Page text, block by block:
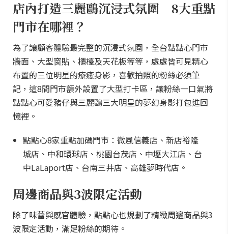
店內打造三麗鷗沉浸式氛圍 8大重點
門市在哪裡？
為了讓顧客體驗最完整的沉浸式氛圍，全台點點心門市
牆面、大型窗貼、櫃檯及天花板等等，處處皆可見精心
布置的三位明星的療癒身影，喜歡拍照的粉絲必須筆
記，這8間門市額外設置了大型打卡區，讓粉絲一口氣將
點點心可愛豬仔與三麗鷗三大明星的夢幻身影打包進回
憶裡。
點點心8家重點加碼門市：微風信義店、新店裕隆
城店、中和環球店、桃園台茂店、中壢大江店、台
中LaLaport店、台南三井店、高雄夢時代店。
周邊商品與3波限定活動
除了味蕾與感官體驗，點點心也規劃了精緻周邊商品與3
波限定活動，滿足粉絲的期待。